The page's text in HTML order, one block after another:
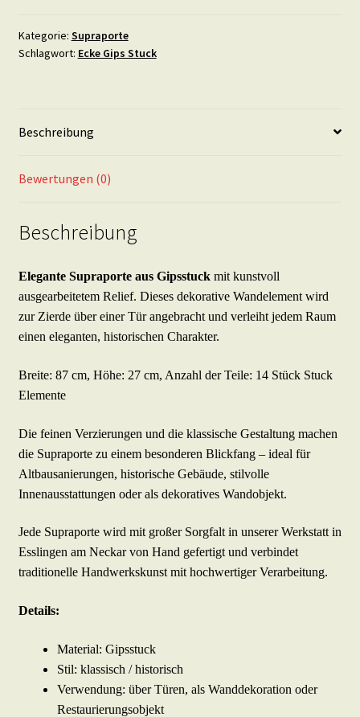
Türverzierung
Türbekrönung
SP7
Kategorie: Supraporte
Schlagwort: Ecke Gips Stuck
Beschreibung
Bewertungen (0)
Beschreibung
Elegante Supraporte aus Gipsstuck mit kunstvoll
ausgearbeitetem Relief. Dieses dekorative Wandelement wird
zur Zierde über einer Tür angebracht und verleiht jedem Raum
einen eleganten, historischen Charakter.
Breite: 87 cm, Höhe: 27 cm, Anzahl der Teile: 14 Stück Stuck
Elemente
Die feinen Verzierungen und die klassische Gestaltung machen
die Supraporte zu einem besonderen Blickfang – ideal für
Altbausanierungen, historische Gebäude, stilvolle
Innenausstattungen oder als dekoratives Wandobjekt.
Jede Supraporte wird mit großer Sorgfalt in unserer Werkstatt in
Esslingen am Neckar von Hand gefertigt und verbindet
traditionelle Handwerkskunst mit hochwertiger Verarbeitung.
Details:
Material: Gipsstuck
Stil: klassisch / historisch
Verwendung: über Türen, als Wanddekoration oder
Restaurierungsobjekt